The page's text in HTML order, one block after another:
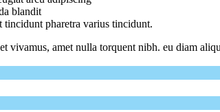
blandit
tincidunt pharetra varius tincidunt.
amet nulla torquent nibh. eu diam